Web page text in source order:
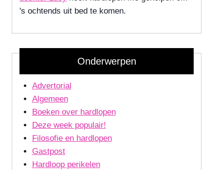
's ochtends uit bed te komen.
Onderwerpen
Advertorial
Algemeen
Boeken over hardlopen
Deze week populair!
Filosofie en hardlopen
Gastpost
Hardloop perikelen